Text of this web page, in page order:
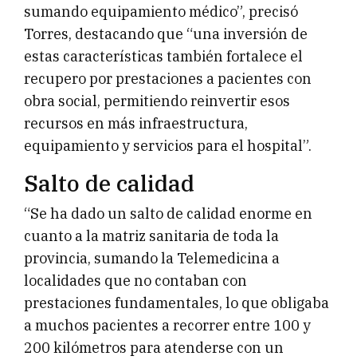
sumando equipamiento médico”, precisó
Torres, destacando que “una inversión de
estas características también fortalece el
recupero por prestaciones a pacientes con
obra social, permitiendo reinvertir esos
recursos en más infraestructura,
equipamiento y servicios para el hospital”.
Salto de calidad
“Se ha dado un salto de calidad enorme en
cuanto a la matriz sanitaria de toda la
provincia, sumando la Telemedicina a
localidades que no contaban con
prestaciones fundamentales, lo que obligaba
a muchos pacientes a recorrer entre 100 y
200 kilómetros para atenderse con un